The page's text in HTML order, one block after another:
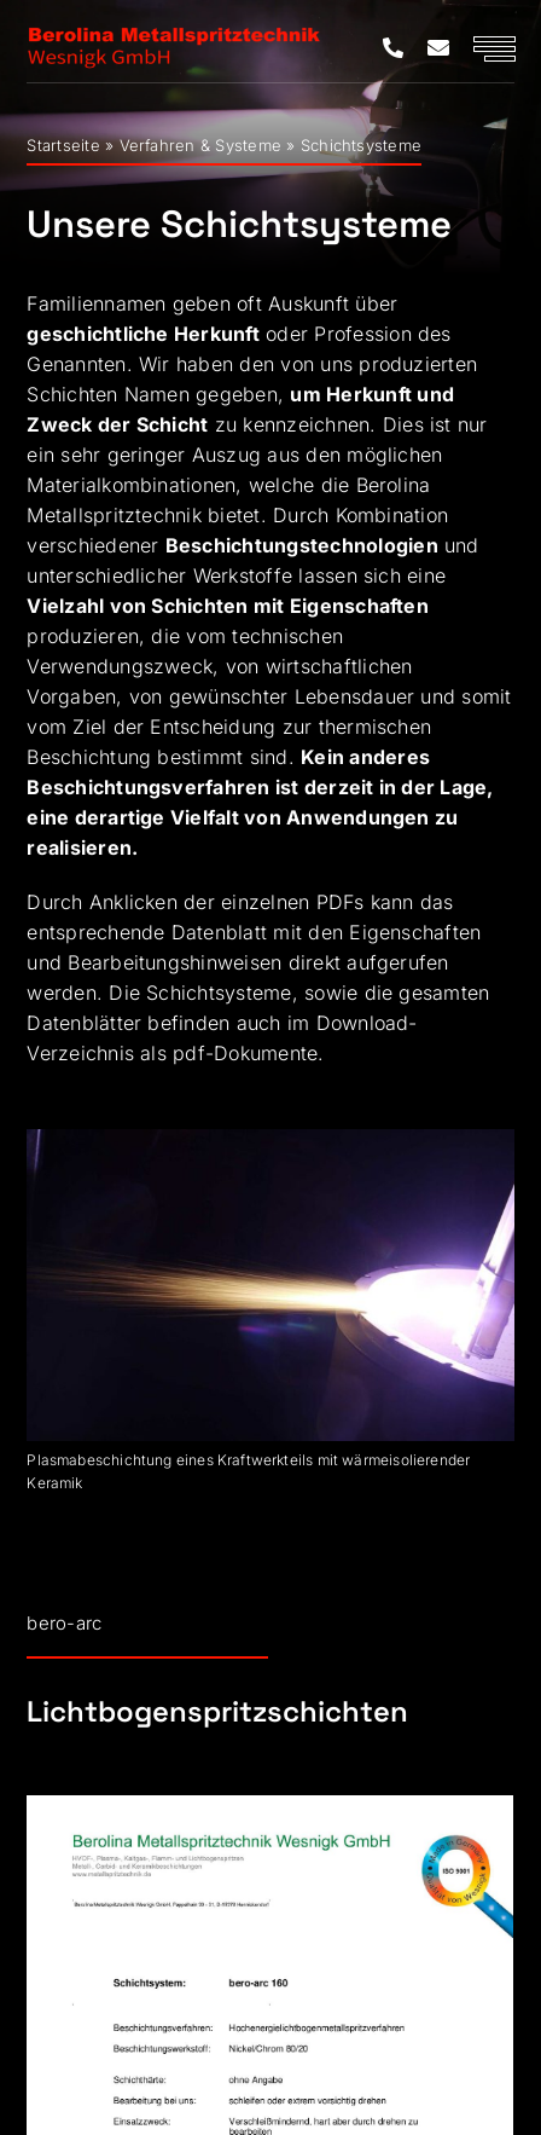
Inhalt
Startseite»Verfahren & Systeme » Schichtsysteme
Unsere Schichtsysteme
Familiennamen geben oft Auskunft über
geschichtliche Herkunftoder Profession des
Genannten. Wir haben den von uns produzierten
Schichten Namen gegeben, um Herkunft und
Zweck der Schicht zu kennzeichnen. Dies ist nur
ein sehr geringer Auszug aus den möglichen
Materialkombinationen, welche die Berolina
Metallspritztechnik bietet. Durch Kombination
verschiedener Beschichtungstechnologien und
unterschiedlicher Werkstoffe lassen sich eine
Vielzahl von Schichten mit Eigenschaften
produzieren, die vom technischen
Verwendungszweck, von wirtschaftlichen
Vorgaben, von gewünschter Lebensdauer und somit
vom Ziel der Entscheidung zur thermischen
Beschichtung bestimmt sind. Kein anderes
Beschichtungsverfahren ist derzeit in der Lage,
eine derartige Vielfalt von Anwendungen zu
realisieren.
Durch Anklicken der einzelnen PDFs kann das
entsprechende Datenblatt mit den Eigenschaften
und Bearbeitungshinweisen direkt aufgerufen
werden. Die Schichtsysteme, sowie die gesamten
Datenblätter befinden auch im Download-
Verzeichnis als pdf-Dokumente.
Plasmabeschichtung eines Kraftwerkteils mit wärmeisolierender
Keramik
bero-arc
Lichtbogenspritzschichten